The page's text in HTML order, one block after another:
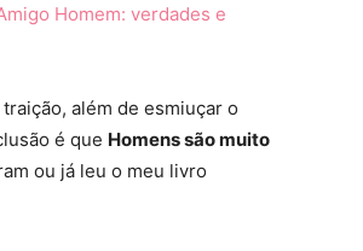
Homem: verdades e
além de esmiuçar o
é que Homens são muito
ou já leu o meu livro